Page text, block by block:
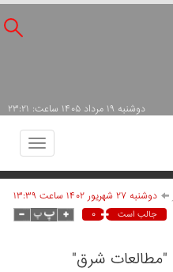
دوشنبه ۱۹ مرداد ۱۴۰۵ ساعت: ۲۳:۲۱
Toggle
دوشنبه ۲۷ شهريور ۱۴۰۲ ساعت ۱۳:۳۹
جالب است ۰